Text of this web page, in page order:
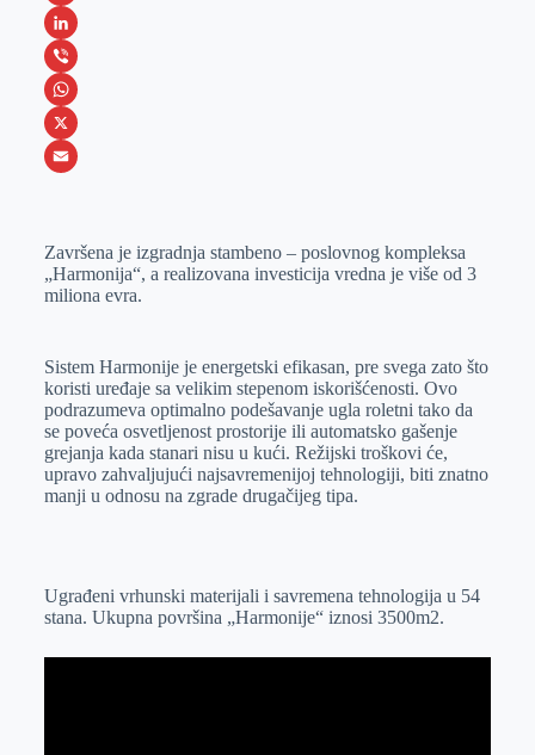
a
c
e
b
o
M
e
s
s
e
e
r
L
i
n
k
I
n
V
i
b
W
h
s
A
p
X
a
i
Završena je izgradnja stambeno – poslovnog kompleksa
„Harmonija“, a realizovana investicija vredna je više od 3
miliona evra.
Sistem Harmonije je energetski efikasan, pre svega zato što
koristi uređaje sa velikim stepenom iskorišćenosti. Ovo
podrazumeva optimalno podešavanje ugla roletni tako da
se poveća osvetljenost prostorije ili automatsko gašenje
grejanja kada stanari nisu u kući. Režijski troškovi će,
upravo zahvaljujući najsavremenijoj tehnologiji, biti znatno
manji u odnosu na zgrade drugačijeg tipa.
Ugrađeni vrhunski materijali i savremena tehnologija u 54
stana. Ukupna površina „Harmonije“ iznosi 3500m2.